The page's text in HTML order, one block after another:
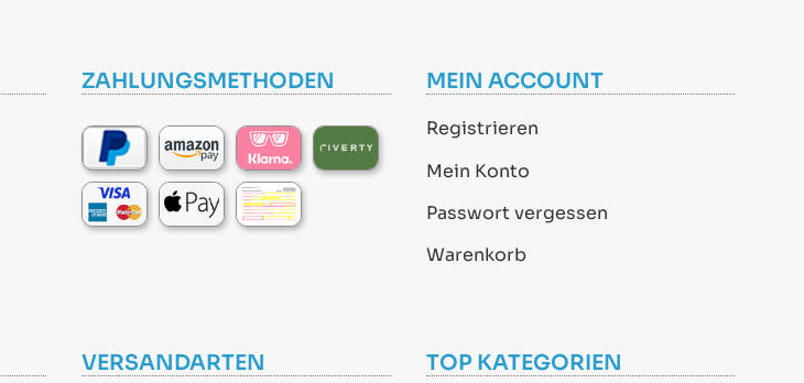
ZAHLUNGSMETHODEN MEIN ACCOUNT
Registrieren
Mein Konto
Passwort vergessen
Warenkorb
VERSANDARTEN TOP KATEGORIEN